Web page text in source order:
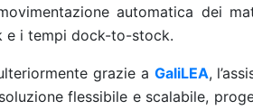
automatica dei
e i tempi dock-to-stock.
grazie a GaliLEA,
flessibile e scalabile,